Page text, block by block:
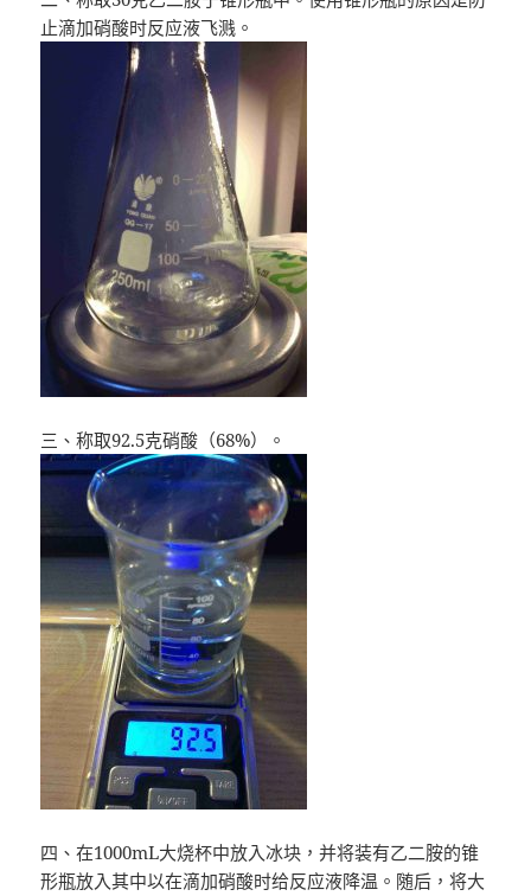
止滴加硝酸时反应液飞溅。
三、称取92.5克硝酸（68%）。
四、在1000mL大烧杯中放入冰块，并将装有乙二胺的锥
形瓶放入其中以在滴加硝酸时给反应液降温。随后，将大